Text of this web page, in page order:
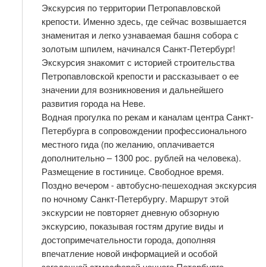
Экскурсия по территории Петропавловской
крепости. Именно здесь, где сейчас возвышается
знаменитая и легко узнаваемая башня собора с
золотым шпилем, начинался Санкт-Петербург!
Экскурсия знакомит с историей строительства
Петропавловской крепости и рассказывает о ее
значении для возникновения и дальнейшего
развития города на Неве.
Водная прогулка по рекам и каналам центра Санкт-
Петербурга в сопровождении профессионального
местного гида (по желанию, оплачивается
дополнительно – 1300 рос. рублей на человека).
Размещение в гостинице. Свободное время.
Поздно вечером - автобусно-пешеходная экскурсия
по ночному Санкт-Петербургу. Маршрут этой
экскурсии не повторяет дневную обзорную
экскурсию, показывая гостям другие виды и
достопримечательности города, дополняя
впечатление новой информацией и особой